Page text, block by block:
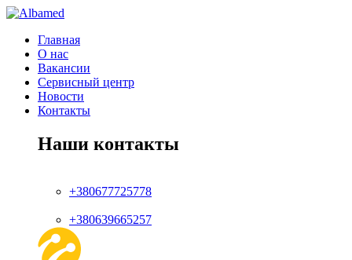
Главная
О нас
Вакансии
Сервисный центр
Новости
Контакты
Наши контакты
+380677725778
+380639665257